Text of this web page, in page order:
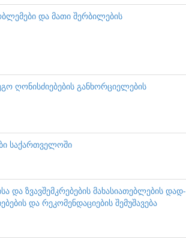
და მათი შერბილების
ღონისძიებების განხორციელების
საქართველოში
და ზვავშემკრებების მახასიათებლების დად-
და რეკომენდაციების შემუშავება